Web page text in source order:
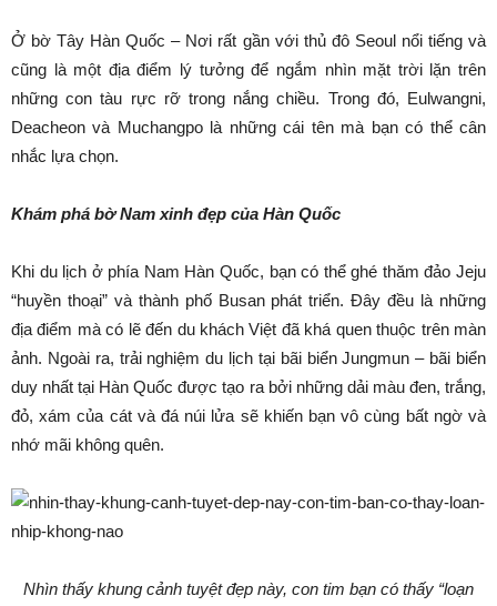
Ở bờ Tây Hàn Quốc – Nơi rất gần với thủ đô Seoul nổi tiếng và
cũng là một địa điểm lý tưởng để ngắm nhìn mặt trời lặn trên
những con tàu rực rỡ trong nắng chiều. Trong đó, Eulwangni,
Deacheon và Muchangpo là những cái tên mà bạn có thể cân
nhắc lựa chọn.
Khám phá bờ Nam xinh đẹp của Hàn Quốc
Khi du lịch ở phía Nam Hàn Quốc, bạn có thể ghé thăm đảo Jeju
“huyền thoại” và thành phố Busan phát triển. Đây đều là những
địa điểm mà có lẽ đến du khách Việt đã khá quen thuộc trên màn
ảnh. Ngoài ra, trải nghiệm du lịch tại bãi biển Jungmun – bãi biển
duy nhất tại Hàn Quốc được tạo ra bởi những dải màu đen, trắng,
đỏ, xám của cát và đá núi lửa sẽ khiến bạn vô cùng bất ngờ và
nhớ mãi không quên.
Nhìn thấy khung cảnh tuyệt đẹp này, con tim bạn có thấy “loạn